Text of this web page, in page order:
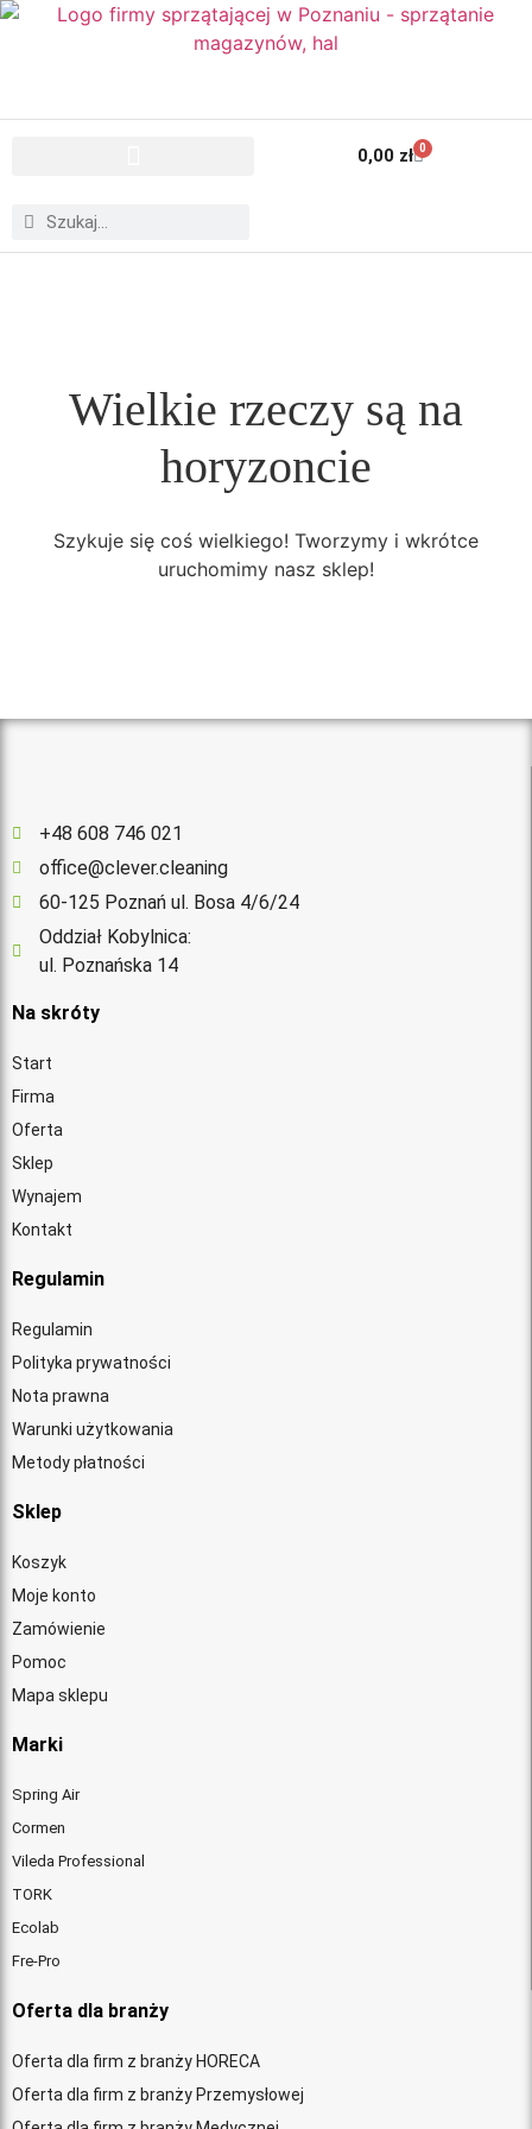
0,00 zł 0
Wielkie rzeczy są na
horyzoncie
Szykuje się coś wielkiego! Tworzymy i wkrótce
uruchomimy nasz sklep!
+48 608 746 021
office@clever.cleaning
60-125 Poznań ul. Bosa 4/6/24
Oddział Kobylnica:
ul. Poznańska 14
Na skróty
Start
Firma
Oferta
Sklep
Wynajem
Kontakt
Regulamin
Regulamin
Polityka prywatności
Nota prawna
Warunki użytkowania
Metody płatności
Sklep
Koszyk
Moje konto
Zamówienie
Pomoc
Mapa sklepu
Marki
Spring Air
Cormen
Vileda Professional
TORK
Ecolab
Fre-Pro
Oferta dla branży
Oferta dla firm z branży HORECA
Oferta dla firm z branży Przemysłowej